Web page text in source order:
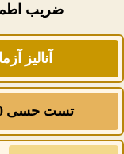
ضریب
آنالیز
تست حسی 60%